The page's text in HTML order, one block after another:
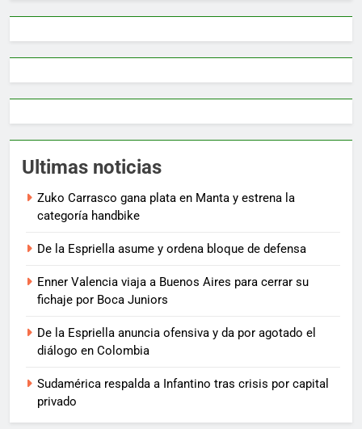
Ultimas noticias
Zuko Carrasco gana plata en Manta y estrena la
categoría handbike
De la Espriella asume y ordena bloque de defensa
Enner Valencia viaja a Buenos Aires para cerrar su
fichaje por Boca Juniors
De la Espriella anuncia ofensiva y da por agotado el
diálogo en Colombia
Sudamérica respalda a Infantino tras crisis por capital
privado